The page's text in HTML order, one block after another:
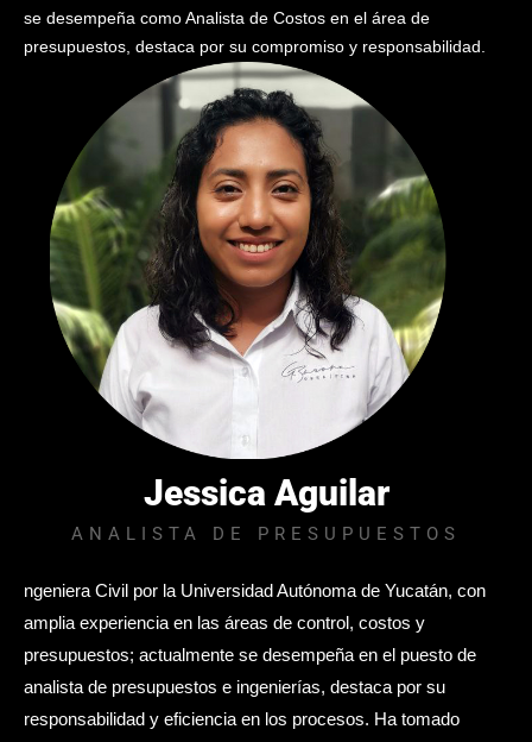
se desempeña como Analista de Costos en el área de
presupuestos, destaca por su compromiso y responsabilidad.
Jessica Aguilar
ANALISTA DE PRESUPUESTOS
ngeniera Civil por la Universidad Autónoma de Yucatán, con
amplia experiencia en las áreas de control, costos y
presupuestos; actualmente se desempeña en el puesto de
analista de presupuestos e ingenierías, destaca por su
responsabilidad y eficiencia en los procesos. Ha tomado